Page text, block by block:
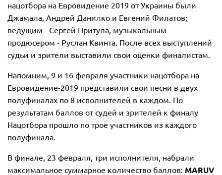
нацотбора на Евровидение 2019 от Украины были
Джамала, Андрей Данилко и Евгений Филатов;
ведущим - Сергей Притула, музыкальным
продюсером - Руслан Квинта. После всех выступлений
судьи и зрители выставили свои оценки финалистам.
Напомним, 9 и 16 февраля участники нацотбора на
Евровидение-2019 представили свои песни в двух
полуфиналах по 8 исполнителей в каждом. По
результатам баллов от судей и зрителей к финалу
Нацотбора прошло по трое участников из каждого
полуфинала.
В финале, 23 февраля, три исполнителя, набрали
максимальное суммарное количество баллов: MARUV